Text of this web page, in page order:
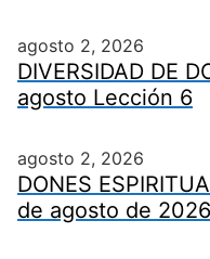
agosto 2, 2026
DIVERSIDAD DE
agosto Lección 6
agosto 2, 2026
DONES
de agosto de 2026